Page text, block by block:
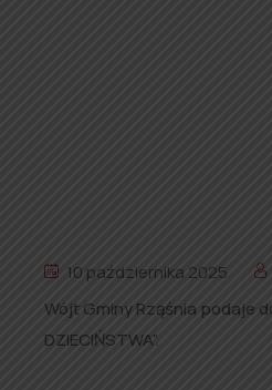
10 października 2025
Wójt Gminy Rząśnia podaje
DZIECIŃSTWA”.